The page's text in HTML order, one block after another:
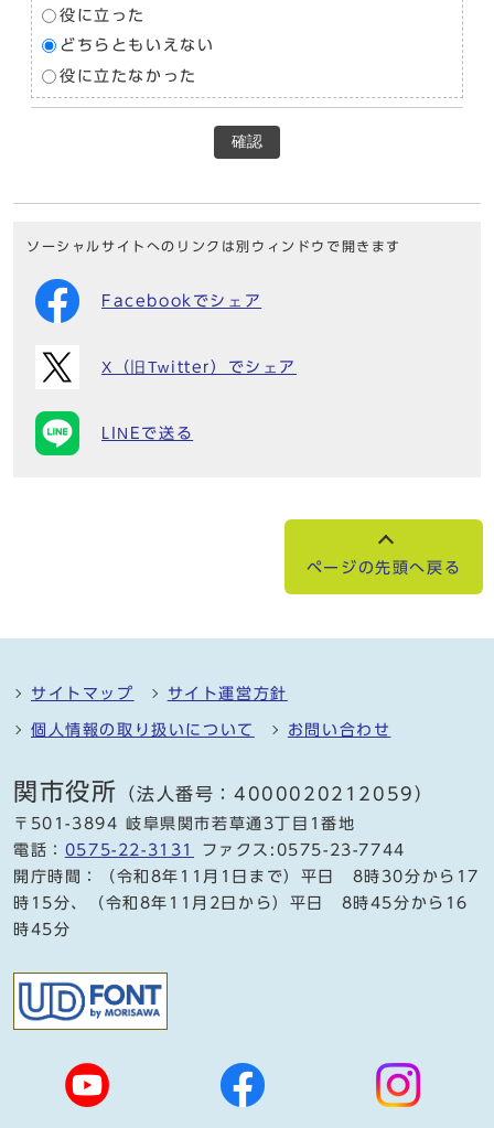
役に立った
どちらともいえない
役に立たなかった
確認
ソーシャルサイトへのリンクは別ウィンドウで開きます
Facebookでシェア
X（旧Twitter）でシェア
LINEで送る
ページの先頭へ戻る
サイトマップ サイト運営方針
個人情報の取り扱いについて お問い合わせ
関市役所 （法人番号：4000020212059）
〒501-3894 岐阜県関市若草通3丁目1番地
電話： 0575-22-3131
ファクス:0575-23-7744
開庁時間：（令和8年11月1日まで）平日 8時30分から17
時15分、（令和8年11月2日から）平日 8時45分から16
時45分